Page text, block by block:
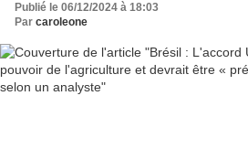
Publié le 06/12/2024 à 18:03
Par caroleone